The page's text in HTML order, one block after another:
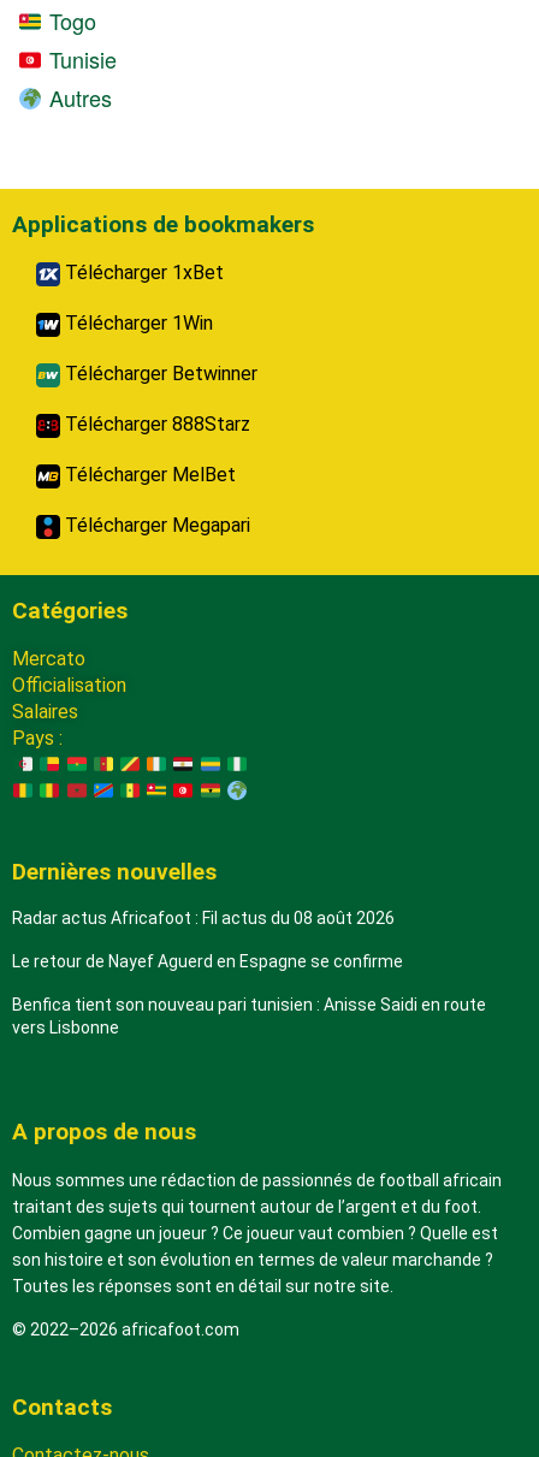
Togo
Tunisie
Autres
Applications de bookmakers
Télécharger 1xBet
Télécharger 1Win
Télécharger Betwinner
Télécharger 888Starz
Télécharger MelBet
Télécharger Megapari
Catégories
Mercato
Officialisation
Salaires
Pays :
Dernières nouvelles
Radar actus Africafoot : Fil actus du 08 août 2026
Le retour de Nayef Aguerd en Espagne se confirme
Benfica tient son nouveau pari tunisien : Anisse Saidi en route
vers Lisbonne
A propos de nous
Nous sommes une rédaction de passionnés de football africain
traitant des sujets qui tournent autour de l’argent et du foot.
Combien gagne un joueur ? Ce joueur vaut combien ? Quelle est
son histoire et son évolution en termes de valeur marchande ?
Toutes les réponses sont en détail sur notre site.
© 2022–2026 africafoot.com
Contacts